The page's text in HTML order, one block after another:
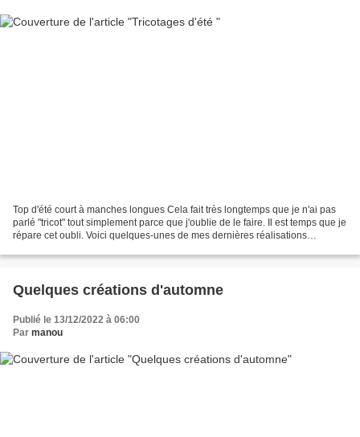
Top d'été court à manches longues Cela fait très longtemps que je n'ai pas
parlé "tricot" tout simplement parce que j'oublie de le faire. Il est temps que je
répare cet oubli. Voici quelques-unes de mes dernières réalisations
Quelques créations d'automne
Publié le 13/12/2022 à 06:00
Par manou